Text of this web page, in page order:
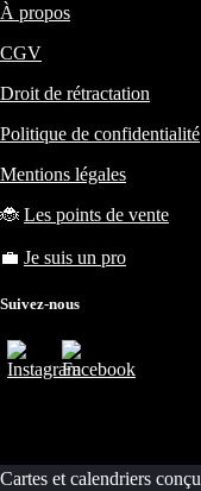
À propos
CGV
Droit de rétractation
Politique de confidentialité
Mentions légales
🐞 Les points de vente
💼 Je suis un pro
Suivez-nous
Cartes et calendriers